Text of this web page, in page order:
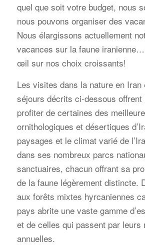
quel que soit votre budget, nous
nous pouvons organiser des
Nous élargissons actuellement
vacances sur la faune
œil sur nos choix croissants!
Les visites dans la nature en
séjours décrits ci-dessous
profiter de certaines des
ornithologiques et désertiques
paysages et le climat varié de
dans ses nombreux parcs
sanctuaires, chacun offrant sa
de la faune légèrement distincte.
aux forêts mixtes hyrcaniennes
pays abrite une vaste gamme
et de celles qui passent par leurs
annuelles.